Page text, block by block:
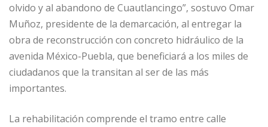
olvido y al abandono de Cuautlancingo”, sostuvo Omar
Muñoz, presidente de la demarcación, al entregar la
obra de reconstrucción con concreto hidráulico de la
avenida México-Puebla, que beneficiará a los miles de
ciudadanos que la transitan al ser de las más
importantes.
La rehabilitación comprende el tramo entre calle